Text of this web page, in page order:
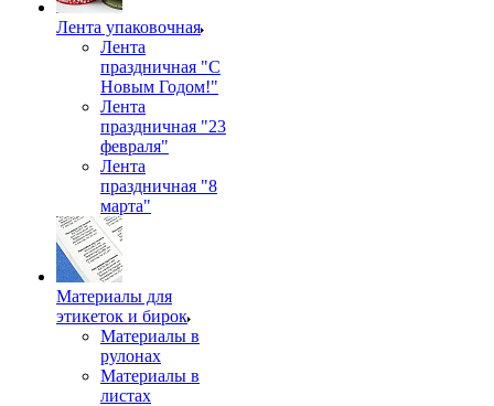
Лента упаковочная
Лента
праздничная "С
Новым Годом!"
Лента
праздничная "23
февраля"
Лента
праздничная "8
марта"
Материалы для
этикеток и бирок
Материалы в
рулонах
Материалы в
листах